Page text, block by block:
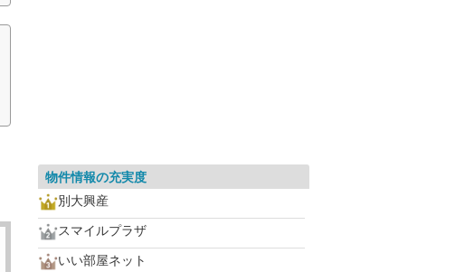
物件情報の充実度
別大興産
スマイルプラザ
いい部屋ネット